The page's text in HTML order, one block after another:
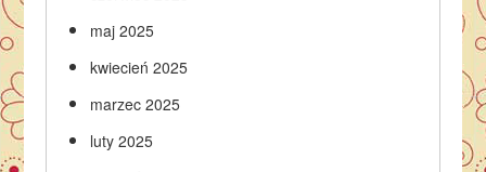
maj 2025
kwiecień 2025
marzec 2025
luty 2025